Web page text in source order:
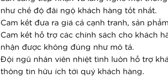
như chế độ đãi ngộ khách hàng tốt nhất.
Cam kết đưa ra giá cả cạnh tranh, sản
Cam kết hỗ trợ các chính sách cho khách
nhận được không đúng như mô tả.
Đội ngũ nhân viên nhiệt tình luôn hỗ trợ
thông tin hữu ích tới quý khách hàng.